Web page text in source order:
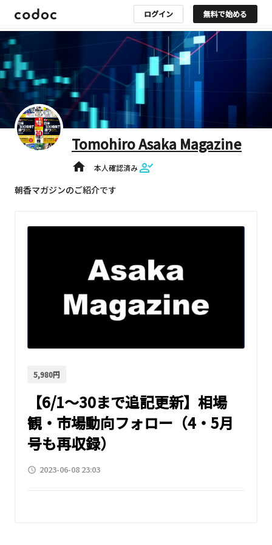
ログイン 無料で始める
Tomohiro Asaka Magazine
home 本人確認済み
朝香マガジンのご紹介です
5,980円
【6/1～30まで追記更新】相場
観・市場動向フォロー（4・5月
号も再収録）
access_time 2023-06-08 23:03